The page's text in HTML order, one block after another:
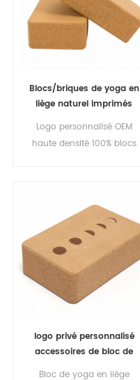
Blocs/briques de yoga en
liège naturel imprimés
sous étiquette privée
d'approvisionnement
d'usine
Logo personnalisé OEM
haute densité 100% blocs
logo privé personnalisé
accessoires de bloc de
yoga en liège écologique
Bloc de yoga en liège